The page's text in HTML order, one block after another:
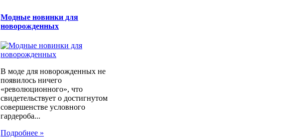
Модные новинки для
новорожденных
В моде для новорожденных не
появилось ничего
«революционного», что
свидетельствует о достигнутом
совершенстве условного
гардероба...
Подробнее »